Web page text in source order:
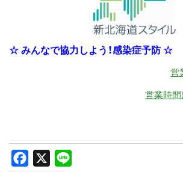
☆ みんなで協力しよう！感染症予防 ☆
営
営業時間
Facebook